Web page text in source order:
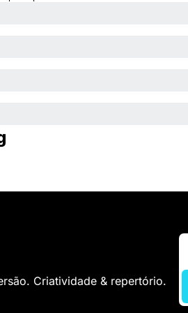
Criatividade & repertório.